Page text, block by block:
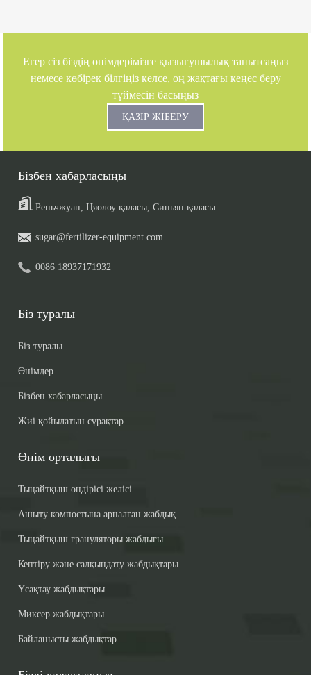
Егер сіз біздің өнімдерімізге қызығушылық танытсаңыз
немесе көбірек білгіңіз келсе, оң жақтағы кеңес беру
түймесін басыңыз
ҚАЗІР ЖІБЕРУ
Бізбен хабарласыңы
Реньчжуан, Цяолоу қаласы, Синьян қаласы
sugar@fertilizer-equipment.com
0086 18937171932
Біз туралы
Біз туралы
Өнімдер
Бізбен хабарласыңы
Жиі қойылатын сұрақтар
Өнім орталығы
Тыңайтқыш өндірісі желісі
Ашыту компостына арналған жабдық
Тыңайтқыш грануляторы жабдығы
Кептіру және салқындату жабдықтары
Ұсақтау жабдықтары
Миксер жабдықтары
Байланысты жабдықтар